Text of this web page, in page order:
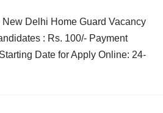
Delhi Home Guard Vacancy
: Rs. 100/- Payment
Date for Apply Online: 24-